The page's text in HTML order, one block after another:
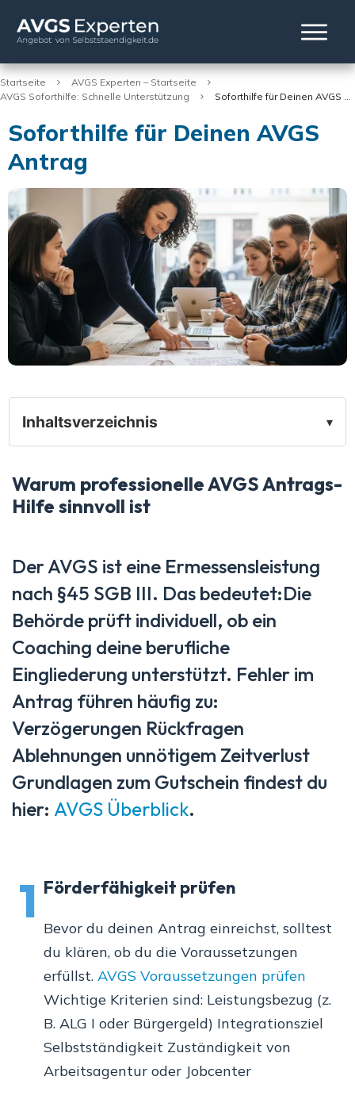
Startseite
AVGS Experten – Startseite
AVGS Soforthilfe: Schnelle Unterstützung
Soforthilfe für Deinen AVGS Antrag
Soforthilfe für Deinen AVGS
Antrag
Inhaltsverzeichnis ▾
Warum professionelle AVGS Antrags-
Hilfe sinnvoll ist
Der AVGS ist eine Ermessensleistung
nach §45 SGB III. Das bedeutet:Die
Behörde prüft individuell, ob ein
Coaching deine berufliche
Eingliederung unterstützt. Fehler im
Antrag führen häufig zu:
Verzögerungen Rückfragen
Ablehnungen unnötigem Zeitverlust
Grundlagen zum Gutschein findest du
hier: AVGS Überblick.
1 Förderfähigkeit prüfen
Bevor du deinen Antrag einreichst, solltest
du klären, ob du die Voraussetzungen
erfüllst. AVGS Voraussetzungen prüfen
Wichtige Kriterien sind: Leistungsbezug (z.
B. ALG I oder Bürgergeld) Integrationsziel
Selbstständigkeit Zuständigkeit von
Arbeitsagentur oder Jobcenter